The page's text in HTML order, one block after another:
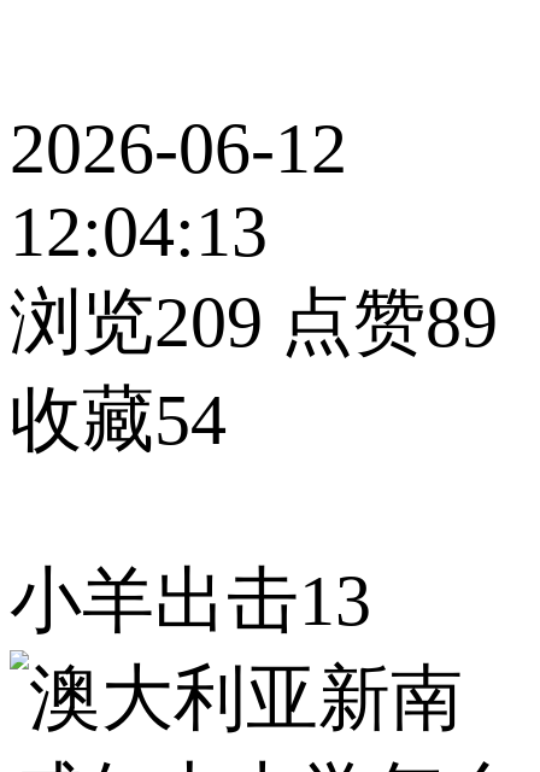
2026-06-12
12:04:13
浏览209 点赞89
收藏54
小羊出击13